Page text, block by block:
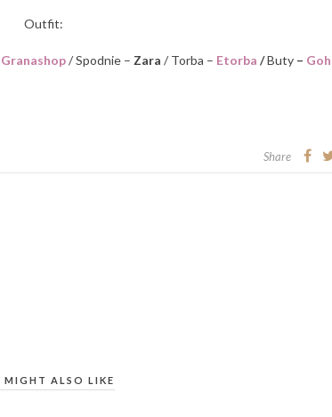
Outfit:
Granashop/ Spodnie – Zara / Torba – Etorba /Buty –
Share
MIGHT ALSO LIKE